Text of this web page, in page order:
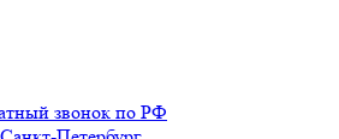
звонок по РФ